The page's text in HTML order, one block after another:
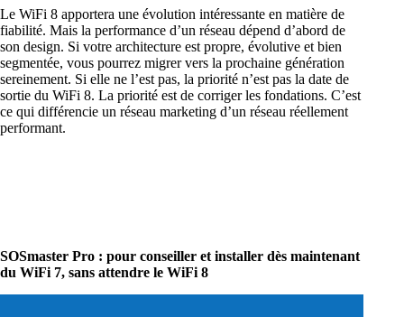
Le WiFi 8 apportera une évolution intéressante en matière de
fiabilité. Mais la performance d’un réseau dépend d’abord de
son design. Si votre architecture est propre, évolutive et bien
segmentée, vous pourrez migrer vers la prochaine génération
sereinement. Si elle ne l’est pas, la priorité n’est pas la date de
sortie du WiFi 8. La priorité est de corriger les fondations. C’est
ce qui différencie un réseau marketing d’un réseau réellement
performant.
SOSmaster Pro : pour conseiller et installer dès maintenant
du WiFi 7, sans attendre le WiFi 8